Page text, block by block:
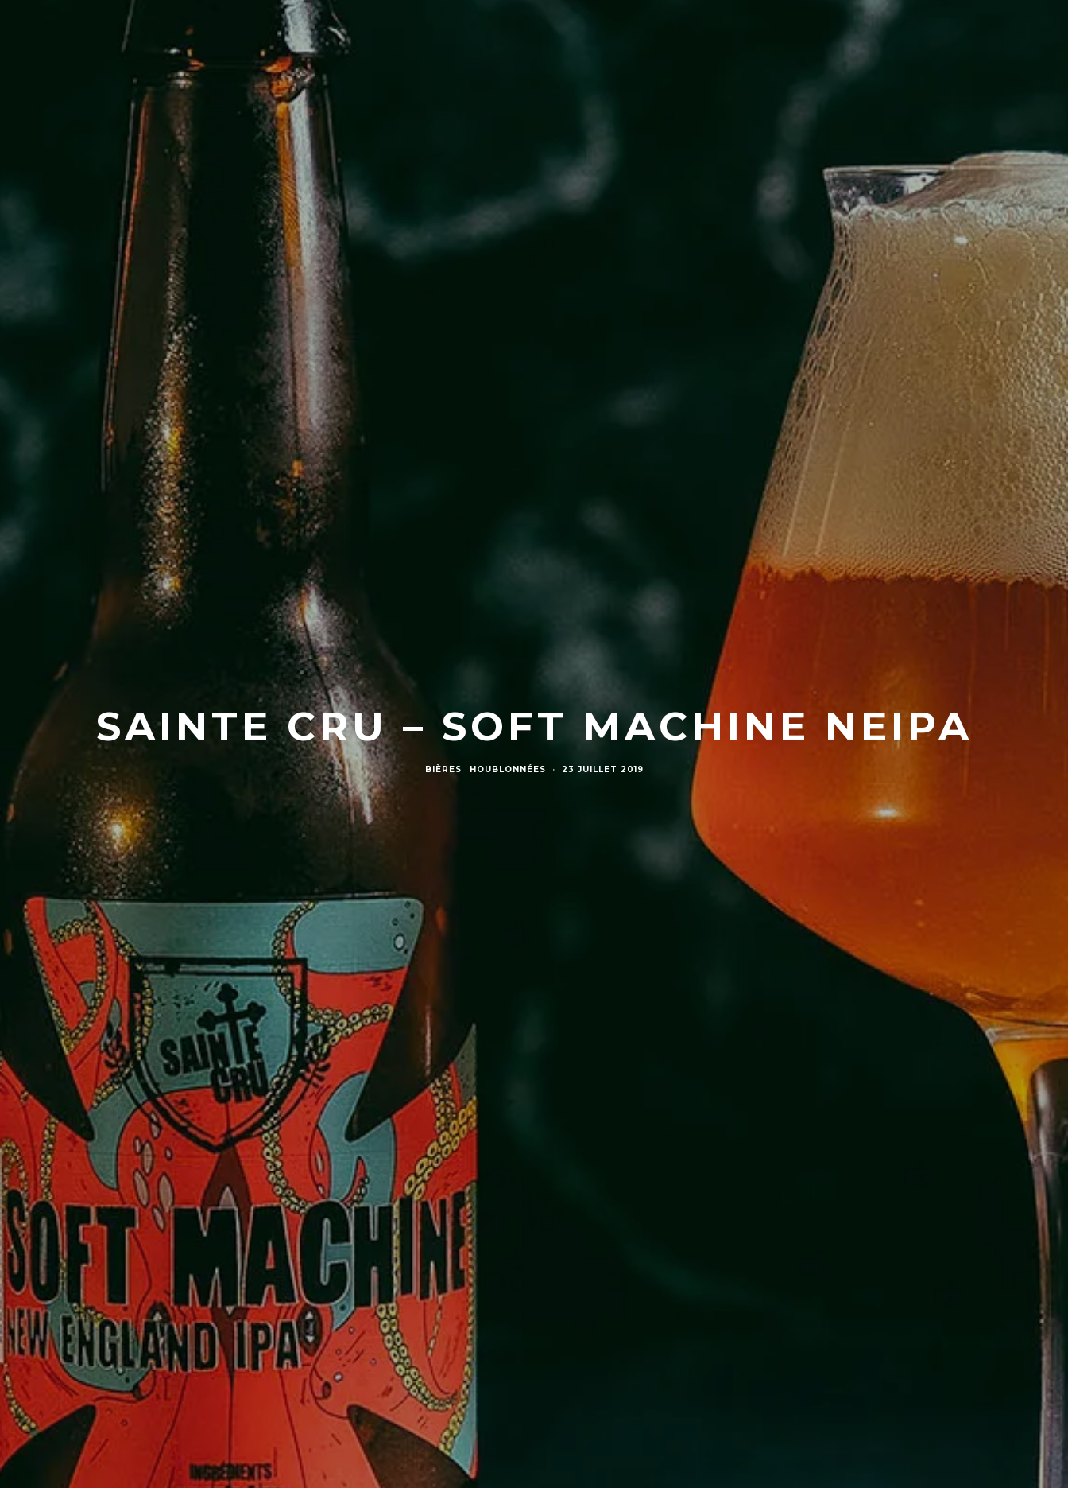
SAINTE CRU – SOFT MACHINE NEIPA
BIÈRES HOUBLONNÉES · 23 JUILLET 2019